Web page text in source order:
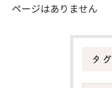
ページはありません
タグ